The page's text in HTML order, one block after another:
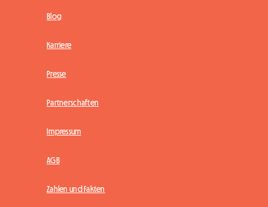
Blog
Karriere
Presse
Partnerschaften
Impressum
AGB
Zahlen und Fakten